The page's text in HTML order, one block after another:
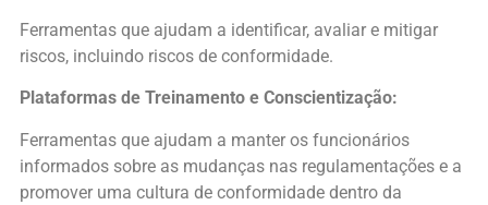
Ferramentas que ajudam a identificar, avaliar e mitigar
riscos, incluindo riscos de conformidade.
Plataformas de Treinamento e Conscientização:
Ferramentas que ajudam a manter os funcionários
informados sobre as mudanças nas regulamentações e a
promover uma cultura de conformidade dentro da